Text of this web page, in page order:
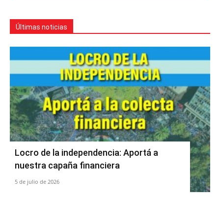
Últimas noticias
Locro de la independencia: Aportá a
nuestra capaña financiera
5 de julio de 2026